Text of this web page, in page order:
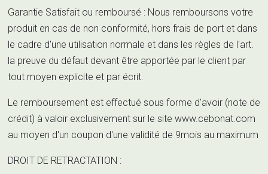
Garantie Satisfait ou remboursé : Nous remboursons votre
produit en cas de non conformité, hors frais de port et dans
le cadre d'une utilisation normale et dans les règles de l'art.
la preuve du défaut devant être apportée par le client par
tout moyen explicite et par écrit.
Le remboursement est effectué sous forme d'avoir (note de
crédit) à valoir exclusivement sur le site www.cebonat.com
au moyen d'un coupon d'une validité de 9mois au maximum
DROIT DE RETRACTATION :